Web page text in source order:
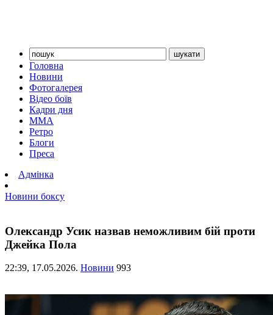
Головна
Новини
Фотогалерея
Відео боїв
Кадри дня
ММА
Ретро
Блоги
Преса
Адмінка
Новини боксу
Олександр Усик назвав неможливим бій проти
Джейка Пола
22:39, 17.05.2026. Новини 993